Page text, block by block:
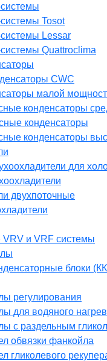
Tosot
Lessar
Quattroclima
CWC
малой
конденсаторы
конденсаторы
конденсаторы
для
двухпоточные
VRV и VRF системы
блоки
регулирования
для водяного
с раздельным
обвязки фанкойла
гликолевого